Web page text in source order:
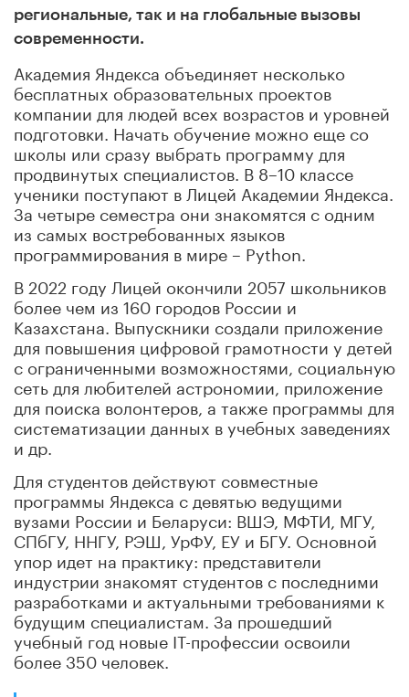
региональные, так и на глобальные вызовы
современности.
Академия Яндекса объединяет несколько
бесплатных образовательных проектов
компании для людей всех возрастов и уровней
подготовки. Начать обучение можно еще со
школы или сразу выбрать программу для
продвинутых специалистов. В 8–10 классе
ученики поступают в Лицей Академии Яндекса.
За четыре семестра они знакомятся с одним
из самых востребованных языков
программирования в мире – Python.
В 2022 году Лицей окончили 2057 школьников
более чем из 160 городов России и
Казахстана. Выпускники создали приложение
для повышения цифровой грамотности у детей
с ограниченными возможностями, социальную
сеть для любителей астрономии, приложение
для поиска волонтеров, а также программы для
систематизации данных в учебных заведениях
и др.
Для студентов действуют совместные
программы Яндекса с девятью ведущими
вузами России и Беларуси: ВШЭ, МФТИ, МГУ,
СПбГУ, ННГУ, РЭШ, УрФУ, ЕУ и БГУ. Основной
упор идет на практику: представители
индустрии знакомят студентов с последними
разработками и актуальными требованиями к
будущим специалистам. За прошедший
учебный год новые IT-профессии освоили
более 350 человек.